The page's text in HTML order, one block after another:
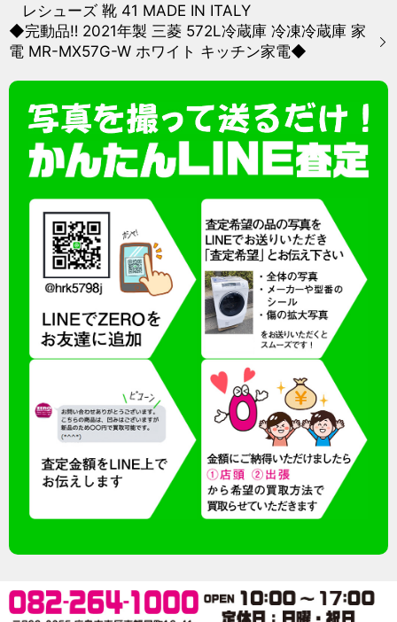
レシューズ 靴 41 MADE IN ITALY
◆完動品‼️ 2021年製 三菱 572L冷蔵庫 冷凍冷蔵庫 家
電 MR-MX57G-W ホワイト キッチン家電◆